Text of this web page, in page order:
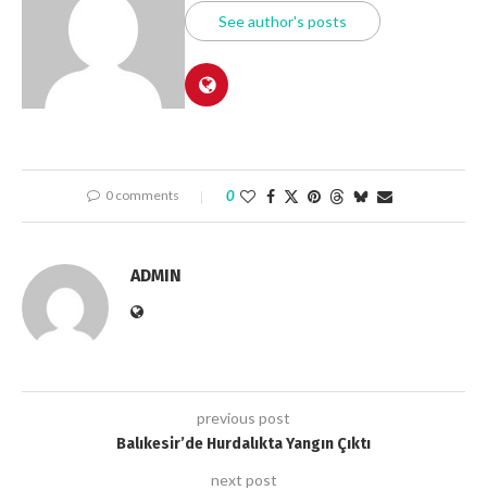
See author's posts
0 comments 0
ADMIN
previous post
Balıkesir’de Hurdalıkta Yangın Çıktı
next post